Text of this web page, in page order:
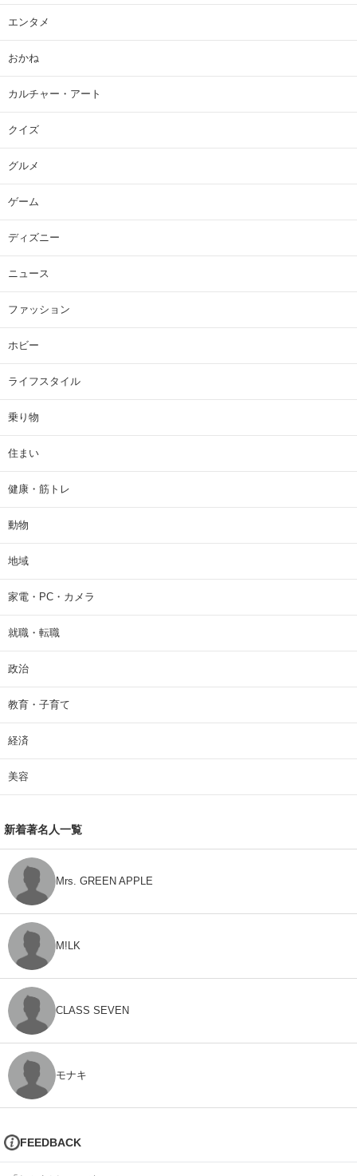
エンタメ
おかね
カルチャー・アート
クイズ
グルメ
ゲーム
ディズニー
ニュース
ファッション
ホビー
ライフスタイル
乗り物
住まい
健康・筋トレ
動物
地域
家電・PC・カメラ
就職・転職
政治
教育・子育て
経済
美容
新着著名人一覧
Mrs. GREEN APPLE
M!LK
CLASS SEVEN
モナキ
FEEDBACK